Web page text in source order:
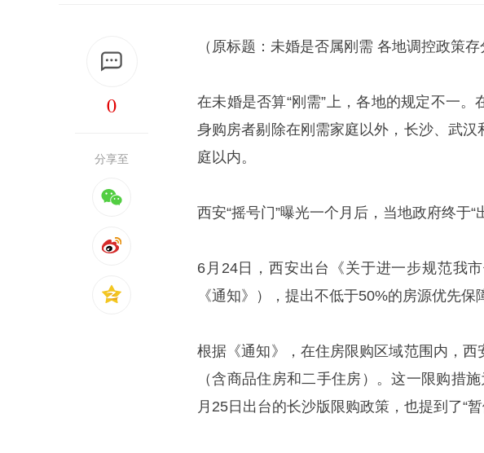
0
分享至
（原标题：未婚是否属刚需 各地调控政策存
在未婚是否算“刚需”上，各地的规定不一
身购房者剔除在刚需家庭以外，长沙、武
庭以内。
西安“摇号门”曝光一个月后，当地政府终于“
6月24日，西安出台《关于进一步规范我
《通知》），提出不低于50%的房源优先保
根据《通知》，在住房限购区域范围内，
（含商品住房和二手住房）。这一限购措
月25日出台的长沙版限购政策，也提到了“